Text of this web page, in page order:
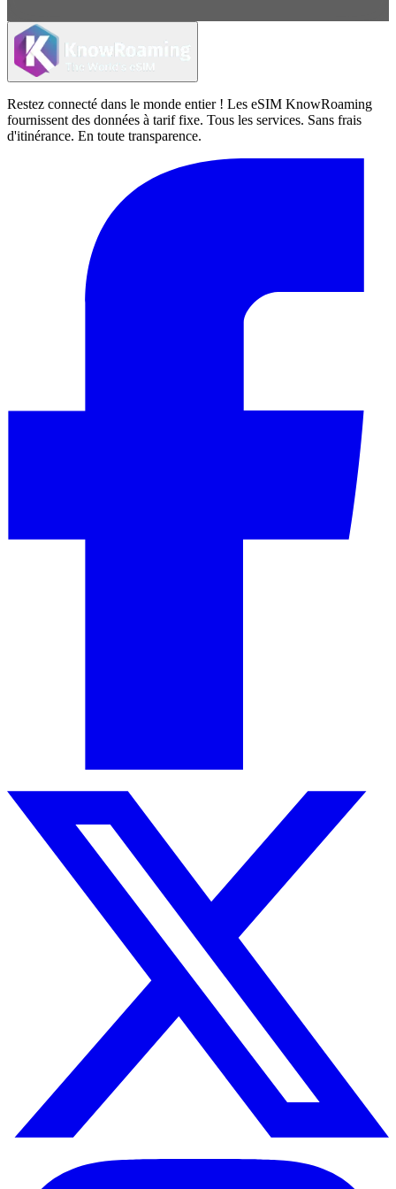
Restez connecté dans le monde entier ! Les eSIM KnowRoaming
fournissent des données à tarif fixe. Tous les services. Sans frais
d'itinérance. En toute transparence.